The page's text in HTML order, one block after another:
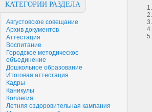
КАТЕГОРИИ РАЗДЕЛА
Августовское совещание
Архив документов
Аттестация
Воспитание
Городское методическое
объединение
Дошкольное образование
Итоговая аттестация
Кадры
Каникулы
Коллегия
Летняя оздоровительная кампания